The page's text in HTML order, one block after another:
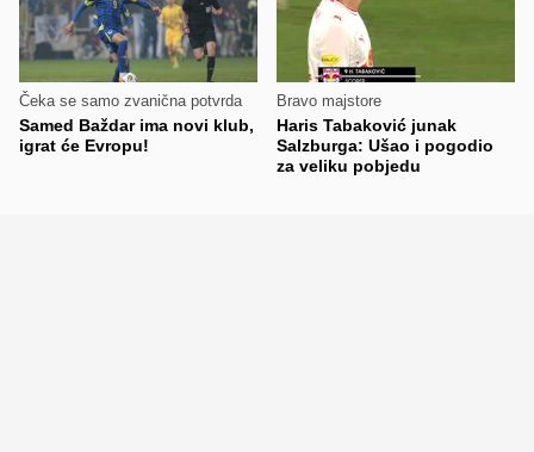
Čeka se samo zvanična potvrda
Samed Baždar ima novi klub,
igrat će Evropu!
Bravo majstore
Haris Tabaković junak
Salzburga: Ušao i pogodio
za veliku pobjedu